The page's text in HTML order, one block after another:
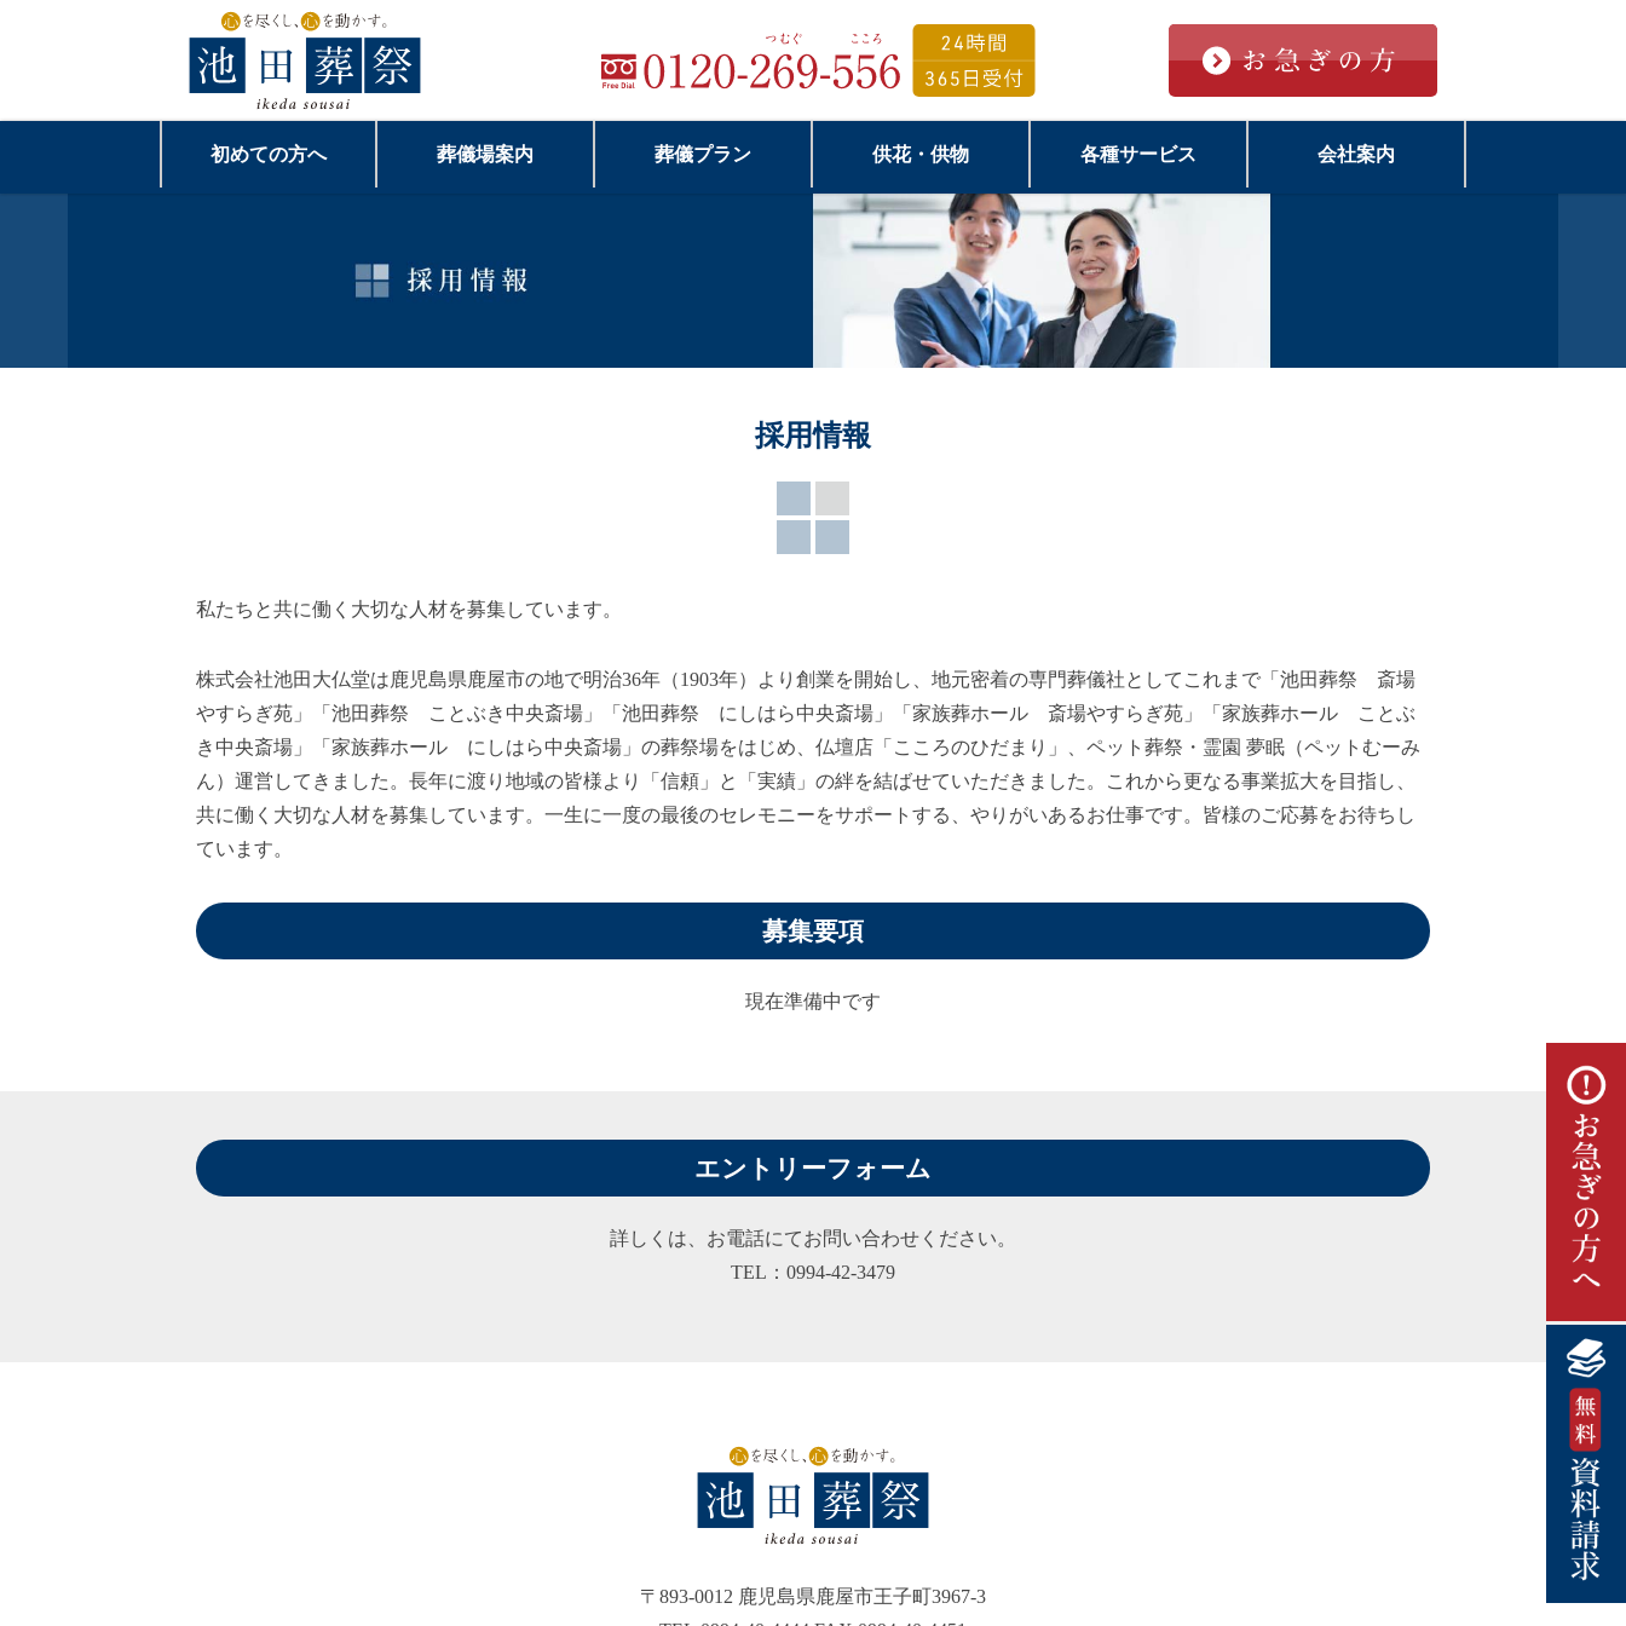
初めての方へ 葬儀場案内 葬儀プラン 供花・供物 各種サービス 会社案内
採用情報
私たちと共に働く大切な人材を募集しています。
株式会社池田大仏堂は鹿児島県鹿屋市の地で明治36年（1903年）より創業を開始し、地元密着の専門葬儀社としてこれまで「池田葬祭 斎場
やすらぎ苑」「池田葬祭 ことぶき中央斎場」「池田葬祭 にしはら中央斎場」「家族葬ホール 斎場やすらぎ苑」「家族葬ホール ことぶ
き中央斎場」「家族葬ホール にしはら中央斎場」の葬祭場をはじめ、仏壇店「こころのひだまり」、ペット葬祭・霊園 夢眠（ペットむーみ
ん）運営してきました。長年に渡り地域の皆様より「信頼」と「実績」の絆を結ばせていただきました。これから更なる事業拡大を目指し、
共に働く大切な人材を募集しています。一生に一度の最後のセレモニーをサポートする、やりがいあるお仕事です。皆様のご応募をお待ちし
ています。
募集要項
現在準備中です
エントリーフォーム
詳しくは、お電話にてお問い合わせください。
TEL：0994-42-3479
〒893-0012 鹿児島県鹿屋市王子町3967-3